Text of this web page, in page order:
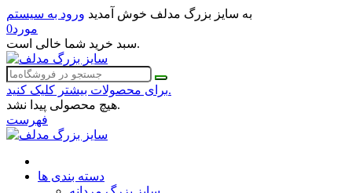
به سایز بزرگ مدلف خوش آمدید ورود به سیستم
0مورد
سبد خرید شما خالی است.
برای محصولات بیشتر کلیک کنید.
هیچ محصولی پیدا نشد.
فهرست
دسته بندی ها